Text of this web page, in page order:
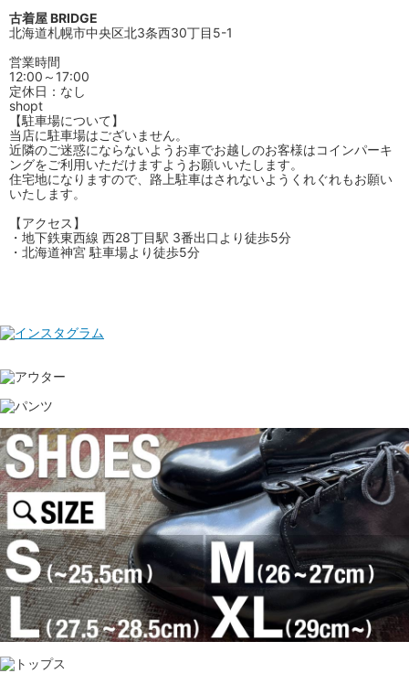
古着屋 BRIDGE
北海道札幌市中央区北3条西30丁目5-1
営業時間
12:00～17:00
定休日：なし
shopt
【駐車場について】
当店に駐車場はございません。
近隣のご迷惑にならないようお車でお越しのお客様はコインパーキ
ングをご利用いただけますようお願いいたします。
住宅地になりますので、路上駐車はされないようくれぐれもお願い
いたします。
【アクセス】
・地下鉄東西線 西28丁目駅 3番出口より徒歩5分
・北海道神宮 駐車場より徒歩5分